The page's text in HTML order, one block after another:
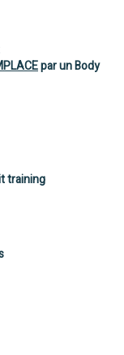
par un Body
training